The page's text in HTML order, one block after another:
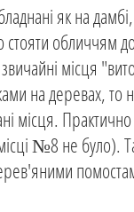
як на
обличчям
місця
на деревах, то
місця. Практично
№8 не було).